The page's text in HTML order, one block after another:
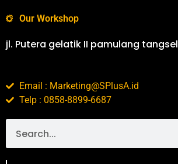
Our Workshop
jl. Putera gelatik II pamulang tangsel
Email : Marketing@SPlusA.id
Telp : 0858-8899-6687